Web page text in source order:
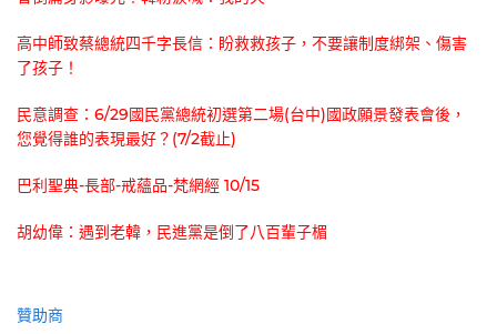
高中師致蔡總統四千字長信：盼救救孩子，不要讓制度綁架、傷害
了孩子！
民意調查：6/29國民黨總統初選第二場(台中)國政願景發表會後，
您覺得誰的表現最好？(7/2截止)
巴利聖典-長部-戒蘊品-梵網經 10/15
胡幼偉：遇到老韓，民進黨是倒了八百輩子楣
贊助商